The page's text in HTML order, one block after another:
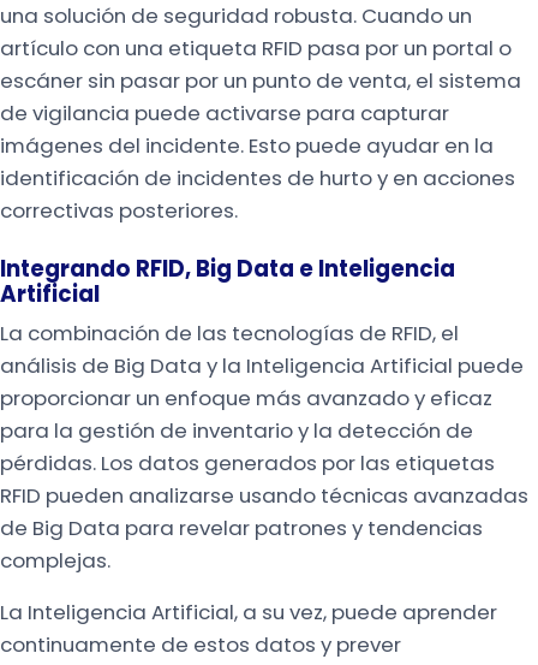
una solución de seguridad robusta. Cuando un
artículo con una etiqueta RFID pasa por un portal o
escáner sin pasar por un punto de venta, el sistema
de vigilancia puede activarse para capturar
imágenes del incidente. Esto puede ayudar en la
identificación de incidentes de hurto y en acciones
correctivas posteriores.
Integrando RFID, Big Data e Inteligencia
Artificial
La combinación de las tecnologías de RFID, el
análisis de Big Data y la Inteligencia Artificial puede
proporcionar un enfoque más avanzado y eficaz
para la gestión de inventario y la detección de
pérdidas. Los datos generados por las etiquetas
RFID pueden analizarse usando técnicas avanzadas
de Big Data para revelar patrones y tendencias
complejas.
La Inteligencia Artificial, a su vez, puede aprender
continuamente de estos datos y prever